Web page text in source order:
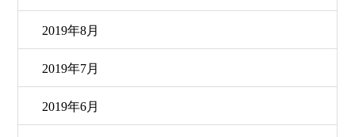
2019年8月
2019年7月
2019年6月